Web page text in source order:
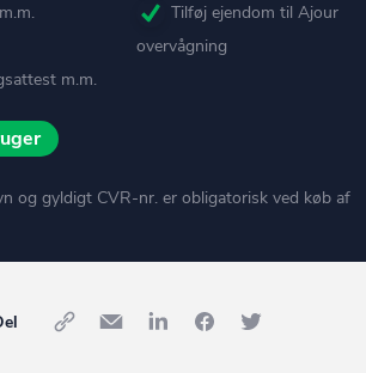
m.m.
Tilføj ejendom til Ajour
overvågning
og gyldigt CVR-nr. er obligatorisk ved køb af